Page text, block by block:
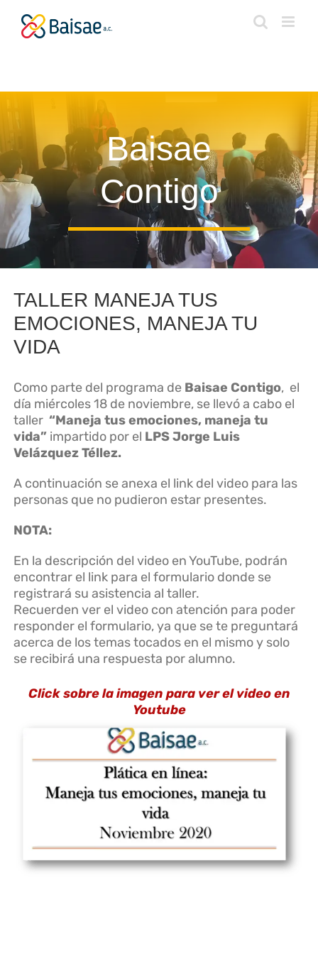
content
Baisae
Contigo
TALLER MANEJA TUS
EMOCIONES, MANEJA TU
VIDA
Como parte del programa de Baisae Contigo, el
día miércoles 18 de noviembre, se llevó a cabo el
taller“Maneja tus emociones, maneja tu
vida” impartido por el LPS Jorge Luis
Velázquez Téllez.
A continuación se anexa el link del video para las
personas que no pudieron estar presentes.
NOTA:
En la descripción del video en YouTube, podrán
encontrar el link para el formulario donde se
registrará su asistencia al taller.
Recuerden ver el video con atención para poder
responder el formulario, ya que se te preguntará
acerca de los temas tocados en el mismo y solo
se recibirá una respuesta por alumno.
Click sobre la imagen para ver el video en
Youtube